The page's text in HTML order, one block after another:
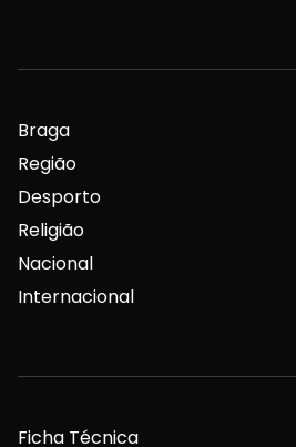
Braga
Região
Desporto
Religião
Nacional
Internacional
Ficha Técnica